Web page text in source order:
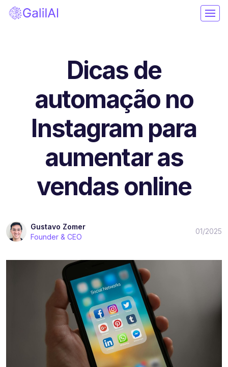
Dicas de
automação no
Instagram para
aumentar as
vendas online
Gustavo Zomer
Founder & CEO
01/2025